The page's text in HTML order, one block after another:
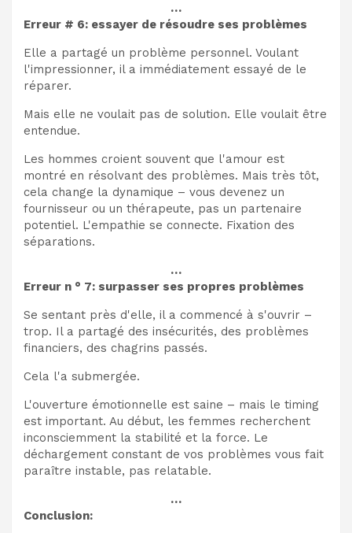
…
Erreur # 6: essayer de résoudre ses problèmes
Elle a partagé un problème personnel. Voulant
l'impressionner, il a immédiatement essayé de le
réparer.
Mais elle ne voulait pas de solution. Elle voulait être
entendue.
Les hommes croient souvent que l'amour est
montré en résolvant des problèmes. Mais très tôt,
cela change la dynamique – vous devenez un
fournisseur ou un thérapeute, pas un partenaire
potentiel. L'empathie se connecte. Fixation des
séparations.
…
Erreur n ° 7: surpasser ses propres problèmes
Se sentant près d'elle, il a commencé à s'ouvrir –
trop. Il a partagé des insécurités, des problèmes
financiers, des chagrins passés.
Cela l'a submergée.
L'ouverture émotionnelle est saine – mais le timing
est important. Au début, les femmes recherchent
inconsciemment la stabilité et la force. Le
déchargement constant de vos problèmes vous fait
paraître instable, pas relatable.
…
Conclusion: